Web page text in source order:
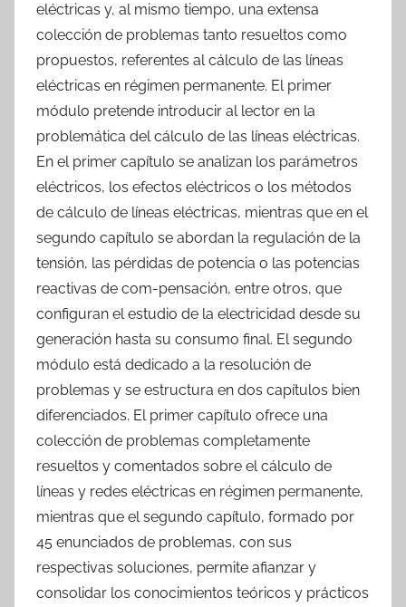
eléctricas y, al mismo tiempo, una extensa
colección de problemas tanto resueltos como
propuestos, referentes al cálculo de las líneas
eléctricas en régimen permanente. El primer
módulo pretende introducir al lector en la
problemática del cálculo de las líneas eléctricas.
En el primer capítulo se analizan los parámetros
eléctricos, los efectos eléctricos o los métodos
de cálculo de líneas eléctricas, mientras que en el
segundo capítulo se abordan la regulación de la
tensión, las pérdidas de potencia o las potencias
reactivas de com-pensación, entre otros, que
configuran el estudio de la electricidad desde su
generación hasta su consumo final. El segundo
módulo está dedicado a la resolución de
problemas y se estructura en dos capítulos bien
diferenciados. El primer capítulo ofrece una
colección de problemas completamente
resueltos y comentados sobre el cálculo de
líneas y redes eléctricas en régimen permanente,
mientras que el segundo capítulo, formado por
45 enunciados de problemas, con sus
respectivas soluciones, permite afianzar y
consolidar los conocimientos teóricos y prácticos